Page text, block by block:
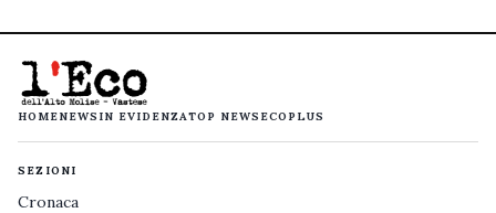
HOMENEWS IN EVIDENZATOP NEWS ECOPLUS
SEZIONI
Cronaca